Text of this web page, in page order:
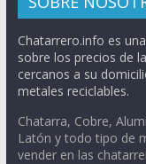
Chatarrero.info es
sobre los precios de
cercanos a su
metales reciclables.
Chatarra, Cobre,
Latón y todo tipo de
vender en las